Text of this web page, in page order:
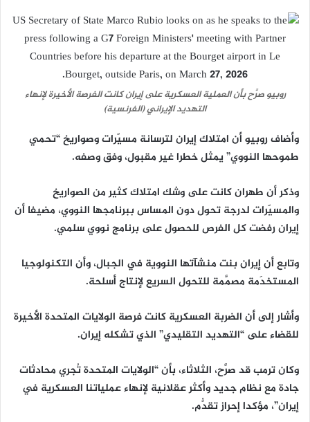
روبيو صرَّح بأن العملية العسكرية على إيران كانت الفرصة الأخيرة لإنهاء
التهديد الإيراني (الفرنسية)
وأضاف روبيو أن امتلاك إيران لترسانة مسيّرات وصواريخ “تحمي
طموحها النووي” يمثل خطرا غير مقبول، وفق وصفه.
وذكر أن طهران كانت على وشك امتلاك كثير من الصواريخ
والمسيّرات لدرجة تحول دون المساس ببرنامجها النووي، مضيفا أن
إيران رفضت كل الفرص للحصول على برنامج نووي سلمي.
وتابع أن إيران بنت منشآتها النووية في الجبال، وأن التكنولوجيا
المستخدَمة مصمَّمة للتحول السريع لإنتاج أسلحة.
وأشار إلى أن الضربة العسكرية كانت فرصة الولايات المتحدة الأخيرة
للقضاء على “التهديد التقليدي” الذي تشكله إيران.
وكان ترمب قد صرَّح، الثلاثاء، بأن “الولايات المتحدة تُجري محادثات
جادة مع نظام جديد وأكثر عقلانية لإنهاء عملياتنا العسكرية في
إيران”، مؤكدا إحراز تقدُّم.